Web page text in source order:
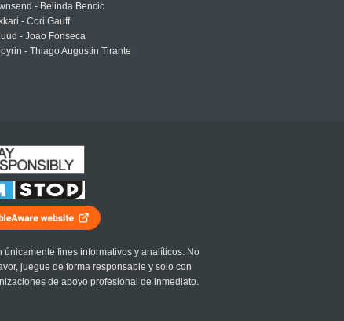
- Belinda Bencic
- Cori Gauff
- Joao Fonseca
- Thiago Augustin Tirante
únicamente fines informativos y analíticos. No
juegue de forma responsable y solo con
de apoyo profesional de inmediato.